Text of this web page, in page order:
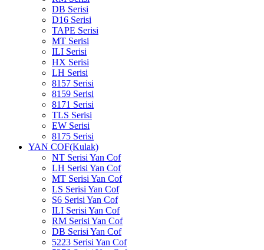
DB Serisi
D16 Serisi
TAPE Serisi
MT Serisi
ILI Serisi
HX Serisi
LH Serisi
8157 Serisi
8159 Serisi
8171 Serisi
TLS Serisi
EW Serisi
8175 Serisi
YAN COF(Kulak)
NT Serisi Yan Cof
LH Serisi Yan Cof
MT Serisi Yan Cof
LS Serisi Yan Cof
S6 Serisi Yan Cof
ILI Serisi Yan Cof
RM Serisi Yan Cof
DB Serisi Yan Cof
5223 Serisi Yan Cof